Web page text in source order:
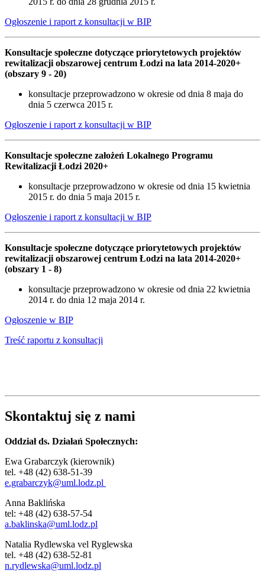
Ogłoszenie i raport z konsultacji w BIP
Konsultacje społeczne dotyczące priorytetowych projektów
rewitalizacji obszarowej centrum Łodzi na lata 2014-2020+
(obszary 9 - 20)
konsultacje przeprowadzono w okresie od dnia 8 maja do
dnia 5 czerwca 2015 r.
Ogłoszenie i raport z konsultacji w BIP
Konsultacje społeczne założeń Lokalnego Programu
Rewitalizacji Łodzi 2020+
konsultacje przeprowadzono w okresie od dnia 15 kwietnia
2015 r. do dnia 5 maja 2015 r.
Ogłoszenie i raport z konsultacji w BIP
Konsultacje społeczne dotyczące priorytetowych projektów
rewitalizacji obszarowej centrum Łodzi na lata 2014-2020+
(obszary 1 - 8)
konsultacje przeprowadzono w okresie od dnia 22 kwietnia
2014 r. do dnia 12 maja 2014 r.
Ogłoszenie w BIP
Treść raportu z konsultacji
Skontaktuj się z nami
Oddział ds. Działań Społecznych:
Ewa Grabarczyk (kierownik)
tel. +48 (42) 638-51-39
e.grabarczyk@uml.lodz.pl
Anna Baklińska
tel: +48 (42) 638-57-54
a.baklinska@uml.lodz.pl
Natalia Rydlewska vel Ryglewska
tel. +48 (42) 638-52-81
n.rydlewska@uml.lodz.pl